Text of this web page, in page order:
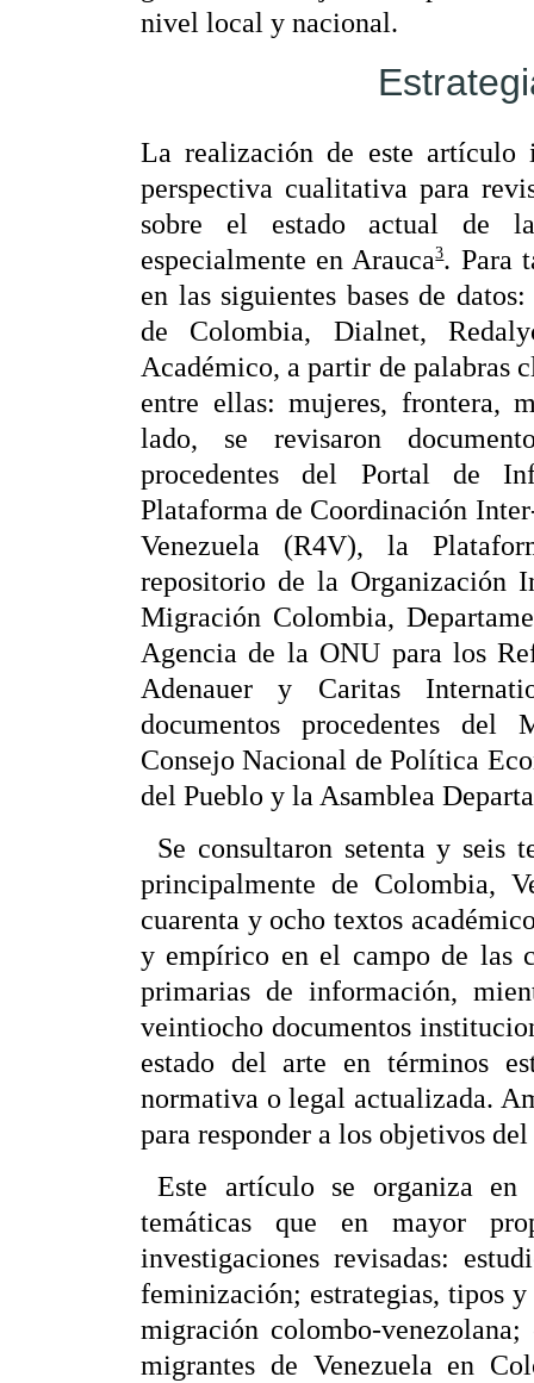
nivel local y nacional.
La realización de este artículo
perspectiva cualitativa para
sobre el estado actual de
especialmente en Arauca3. Para
en las siguientes bases de
de Colombia, Dialnet,
Académico, a partir de palabras
entre ellas: mujeres, frontera,
lado, se revisaron
procedentes del Portal de
Plataforma de Coordinación
Venezuela (R4V), la
repositorio de la Organización
Migración Colombia,
Agencia de la ONU para los
Adenauer y Caritas
documentos procedentes del
Consejo Nacional de Política
del Pueblo y la Asamblea
Se consultaron setenta y seis
principalmente de Colombia,
cuarenta y ocho textos
y empírico en el campo de las
primarias de información,
veintiocho documentos
estado del arte en términos
normativa o legal actualizada.
para responder a los objetivos
Este artículo se organiza en
temáticas que en mayor
investigaciones revisadas:
feminización; estrategias, tipos
migración colombo-
migrantes de Venezuela en